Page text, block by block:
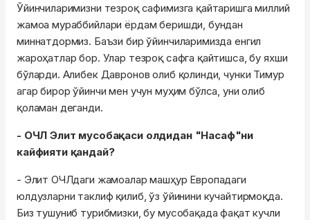
Ўйинчиларимизни тезроқ сафимизга қайтаришга миллий
жамоа мураббийлари ёрдам беришди, бундан
миннатдормиз. Баъзи бир ўйинчиларимизда енгил
жароҳатлар бор. Улар тезроқ сафга қайтишса, бу яхши
бўларди. Алибек Давронов олиб қолинди, чунки Тимур
агар бирор ўйинчи мен учун муҳим бўлса, уни олиб
қоламан деганди.
- ОЧЛ Элит мусобақаси олдидан "Насаф"ни
кайфияти қандай?
- Элит ОЧЛдаги жамоалар машҳур Европадаги
юлдузларни таклиф қилиб, ўз ўйинини кучайтирмоқда.
Биз тушуниб турибмизки, бу мусобақада фақат кучли